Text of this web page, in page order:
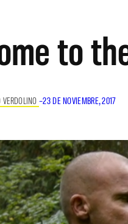
to
VERDOLINO–23 DE NOVIEMBRE, 2017